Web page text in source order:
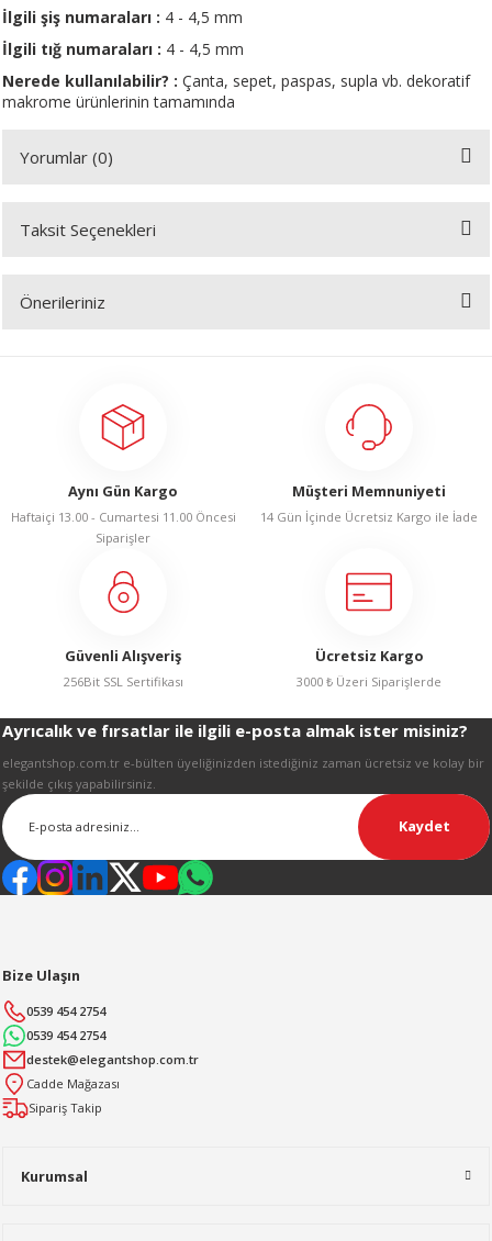
İlgili şiş numaraları : 4 - 4,5 mm
İlgili tığ numaraları : 4 - 4,5 mm
Nerede kullanılabilir? : Çanta, sepet, paspas, supla vb. dekoratif
makrome ürünlerinin tamamında
Yorumlar (0)
Bu ürüne ilk yorumu siz yapın!
Taksit Seçenekleri
Önerileriniz
Görüş ve önerileriniz için teşekkür ederiz.
Ürün açıklamasında eksik bilgiler bulunuyor.
Ürün bilgilerinde hatalar bulunuyor.
Ürün fiyatı diğer sitelerden daha pahalı.
Bu ürüne benzer farklı alternatifler olmalı.
Gönder
Aynı Gün Kargo
Haftaiçi 13.00 - Cumartesi 11.00 Öncesi
Siparişler
Müşteri Memnuniyeti
14 Gün İçinde Ücretsiz Kargo ile İade
Güvenli Alışveriş
256Bit SSL Sertifikası
Ücretsiz Kargo
3000 ₺ Üzeri Siparişlerde
Ayrıcalık ve fırsatlar ile ilgili e-posta almak ister misiniz?
elegantshop.com.tr e-bülten üyeliğinizden istediğiniz zaman ücretsiz ve kolay bir
şekilde çıkış yapabilirsiniz.
Kaydet
Kurumsal
Bize Ulaşın
0539 454 2754
0539 454 2754
destek@elegantshop.com.tr
Cadde Mağazası
Sipariş Takip